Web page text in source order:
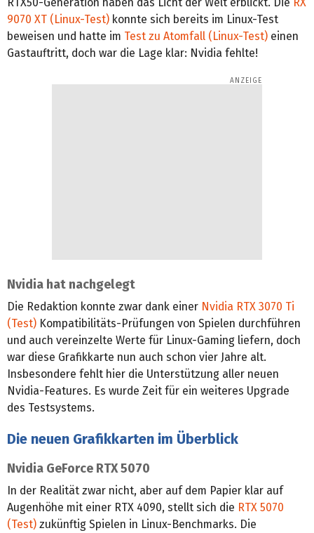
9070 XT (Linux-Test) konnte sich bereits im Linux-Test
beweisen und hatte im Test zu Atomfall (Linux-Test) einen
Gastauftritt, doch war die Lage klar: Nvidia fehlte!
Nvidia hat nachgelegt
Die Redaktion konnte zwar dank einer Nvidia RTX 3070 Ti
(Test) Kompatibilitäts-Prüfungen von Spielen durchführen
und auch vereinzelte Werte für Linux-Gaming liefern, doch
war diese Grafikkarte nun auch schon vier Jahre alt.
Insbesondere fehlt hier die Unterstützung aller neuen
Nvidia-Features. Es wurde Zeit für ein weiteres Upgrade
des Testsystems.
Die neuen Grafikkarten im Überblick
Nvidia GeForce RTX 5070
In der Realität zwar nicht, aber auf dem Papier klar auf
Augenhöhe mit einer RTX 4090, stellt sich die RTX 5070
(Test) zukünftig Spielen in Linux-Benchmarks. Die